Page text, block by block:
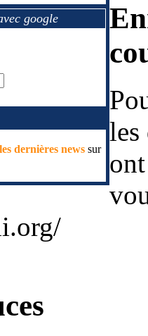
google
les dernières news sur
les